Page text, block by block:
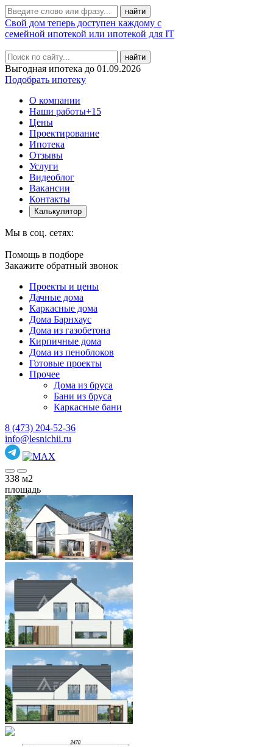
Свой дом теперь доступен каждому с
семейной ипотекой или ипотекой для IT
найти
Выгодная ипотека до 01.09.2026
Подобрать ипотеку
О компании
Наши работы+15
Цены
Проектирование
Ипотека
Отзывы
Услуги
Видеоблог
Вакансии
Контакты
Калькулятор
Мы в соц. сетях:
Помощь в подборе
Закажите обратный звонок
Проекты и цены
Дачные дома
Каркасные дома
Дома Барнхаус
Дома из газобетона
Кирпичные дома
Дома из пеноблоков
Готовые проекты
Прочее
Дома из бруса
Бани из бруса
Каркасные бани
8 (473) 204-52-36
info@lesnichii.ru
338 м2
площадь